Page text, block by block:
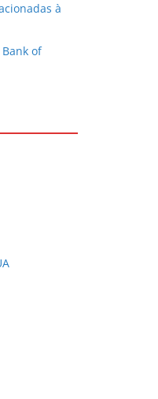
à
of